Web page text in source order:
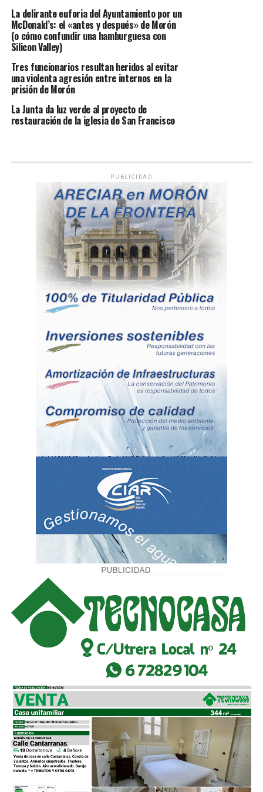
La delirante euforia del Ayuntamiento por un
McDonald’s: el «antes y después» de Morón
(o cómo confundir una hamburguesa con
Silicon Valley)
Tres funcionarios resultan heridos al evitar
una violenta agresión entre internos en la
prisión de Morón
La Junta da luz verde al proyecto de
restauración de la iglesia de San Francisco
PUBLICIDAD